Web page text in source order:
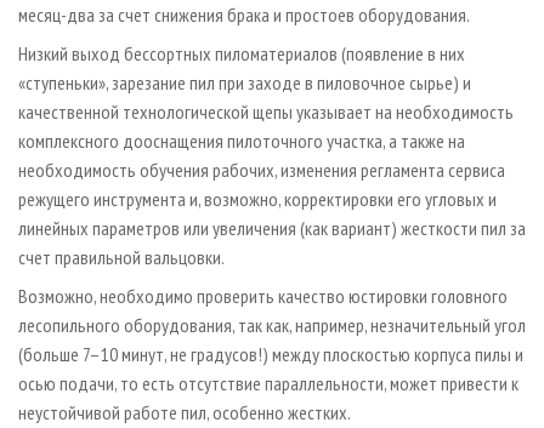
месяц-два за счет снижения брака и простоев оборудования.
Низкий выход бессортных пиломатериалов (появление в них
«ступеньки», зарезание пил при заходе в пиловочное сырье) и
качественной технологической щепы указывает на необходимость
комплексного дооснащения пилоточного участка, а также на
необходимость обучения рабочих, изменения регламента сервиса
режущего инструмента и, возможно, корректировки его угловых и
линейных параметров или увеличения (как вариант) жесткости пил за
счет правильной вальцовки.
Возможно, необходимо проверить качество юстировки головного
лесопильного оборудования, так как, например, незначительный угол
(больше 7–10 минут, не градусов!) между плоскостью корпуса пилы и
осью подачи, то есть отсутствие параллельности, может привести к
неустойчивой работе пил, особенно жестких.